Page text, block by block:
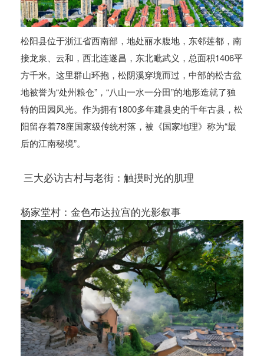
松阳县位于浙江省西南部，地处丽水腹地，东邻莲都，南
接龙泉、云和，西北连遂昌，东北毗武义，总面积1406平
方千米。这里群山环抱，松阴溪穿境而过，中部的松古盆
地被誉为“处州粮仓”，“八山一水一分田”的地形造就了独
特的田园风光。作为拥有1800多年建县史的千年古县，松
阳留存着78座国家级传统村落，被《国家地理》称为“最
后的江南秘境”。
️ 三大必访古村与老街：触摸时光的肌理
杨家堂村：金色布达拉宫的光影叙事